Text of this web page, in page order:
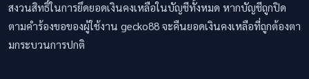
สงวนสิทธิ์ในการยึดยอดเงินคงเหลือในบัญชีทั้งหมด หากบัญชีถูกปิด
ตามคำร้องขอของผู้ใช้งาน gecko88 จะคืนยอดเงินคงเหลือที่ถูกต้องตา
มกระบวนการปกติ